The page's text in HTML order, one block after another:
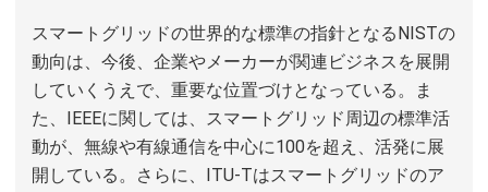
スマートグリッドの世界的な標準の指針となるNISTの
動向は、今後、企業やメーカーが関連ビジネスを展開
していくうえで、重要な位置づけとなっている。ま
た、IEEEに関しては、スマートグリッド周辺の標準活
動が、無線や有線通信を中心に100を超え、活発に展
開している。さらに、ITU-Tはスマートグリッドのア